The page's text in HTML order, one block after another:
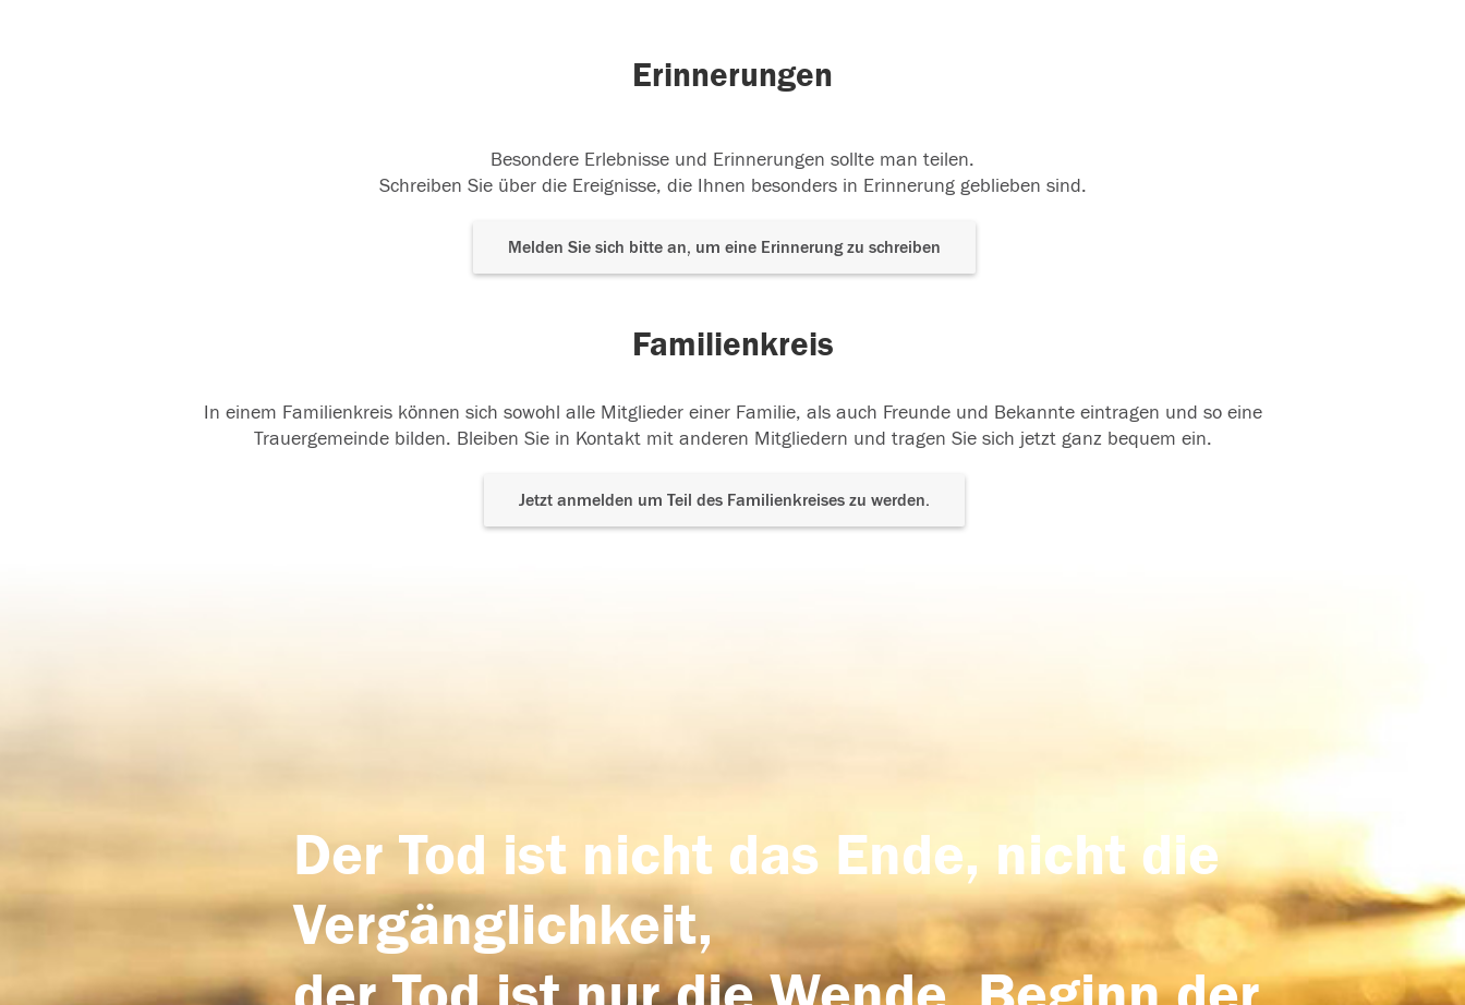
Erinnerungen
Besondere Erlebnisse und Erinnerungen sollte man teilen.
Schreiben Sie über die Ereignisse, die Ihnen besonders in Erinnerung geblieben sind.
Melden Sie sich bitte an, um eine Erinnerung zu schreiben
Familienkreis
In einem Familienkreis können sich sowohl alle Mitglieder einer Familie, als auch Freunde und Bekannte eintragen und so eine
Trauergemeinde bilden. Bleiben Sie in Kontakt mit anderen Mitgliedern und tragen Sie sich jetzt ganz bequem ein.
Jetzt anmelden um Teil des Familienkreises zu werden.
Der Tod ist nicht das Ende, nicht die
Vergänglichkeit,